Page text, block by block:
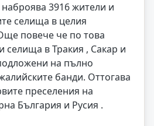
наброява 3916 жители и
селища в целия
повече че по това
селища в Тракия , Сакар и
на пълно
банди. Оттогава
преселения на
България и Русия .